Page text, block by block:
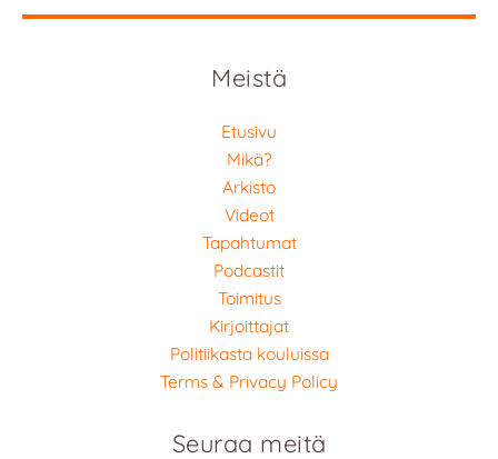
Meistä
Etusivu
Mikä?
Arkisto
Videot
Tapahtumat
Podcastit
Toimitus
Kirjoittajat
Politiikasta kouluissa
Terms & Privacy Policy
Seuraa meitä